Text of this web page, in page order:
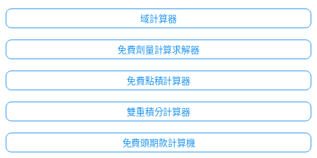
域計算器
免費劑量計算求解器
免費點積計算器
雙重積分計算器
免費頭期款計算機